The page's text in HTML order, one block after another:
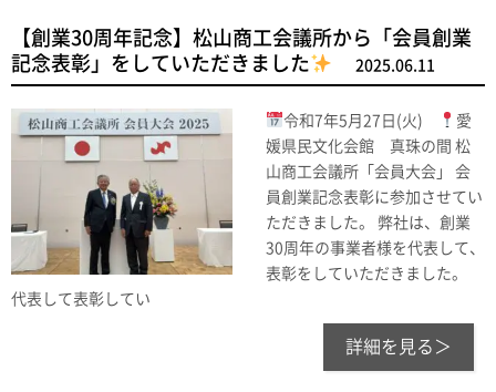
【創業30周年記念】松山商工会議所から「会員創業
記念表彰」をしていただきました
2025.06.11
令和7年5月27日(火)
愛
媛県民文化会館 真珠の間 松
山商工会議所「会員大会」 会
員創業記念表彰に参加させてい
ただきました。 弊社は、創業
30周年の事業者様を代表して、
表彰をしていただきました。
代表して表彰してい
詳細を見る＞